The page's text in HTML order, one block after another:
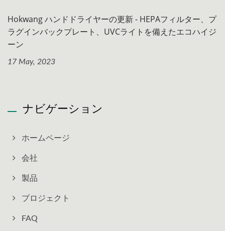
Hokwang ハンドドライヤーの更新 - HEPAフィルター、プ
ラグインバックプレート、UVCライトを備えたエコハイジ
ーン
17 May, 2023
ナビゲーション
ホームページ
会社
製品
プロジェクト
FAQ